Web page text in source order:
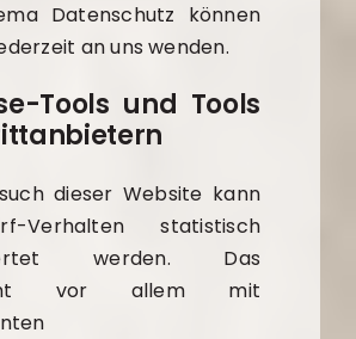
Datenschutz können
an uns wenden.
Tools und Tools
dieser Website kann
Verhalten statistisch
werden. Das
vor allem mit